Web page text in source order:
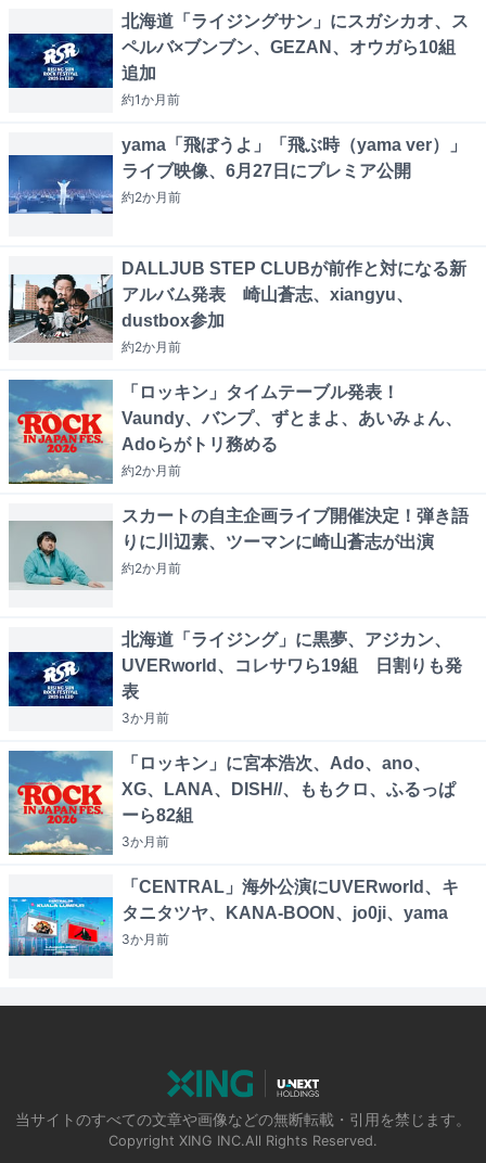
北海道「ライジングサン」にスガシカオ、ス
ペルバ×ブンブン、GEZAN、オウガら10組
追加
約1か月前
yama「飛ぼうよ」「飛ぶ時（yama ver）」
ライブ映像、6月27日にプレミア公開
約2か月前
DALLJUB STEP CLUBが前作と対になる新
アルバム発表 崎山蒼志、xiangyu、
dustbox参加
約2か月前
「ロッキン」タイムテーブル発表！
Vaundy、バンプ、ずとまよ、あいみょん、
Adoらがトリ務める
約2か月前
スカートの自主企画ライブ開催決定！弾き語
りに川辺素、ツーマンに崎山蒼志が出演
約2か月前
北海道「ライジング」に黒夢、アジカン、
UVERworld、コレサワら19組 日割りも発
表
3か月前
「ロッキン」に宮本浩次、Ado、ano、
XG、LANA、DISH//、ももクロ、ふるっぱ
ーら82組
3か月前
「CENTRAL」海外公演にUVERworld、キ
タニタツヤ、KANA-BOON、jo0ji、yama
3か月前
当サイトのすべての文章や画像などの無断転載・引用を禁じます。
Copyright XING INC.All Rights Reserved.